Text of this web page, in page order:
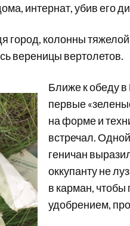
интернат, убив его
колонны
вереницы вертолетов.
Ближе к обеду в
первые
на форме и
встречал.
геничан
оккупанту не
в карман, чтобы
удобрением,